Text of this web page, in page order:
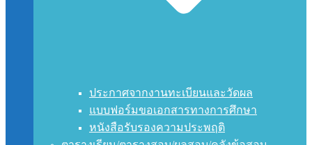
ประกาศจากงานทะเบียนและวัดผล
แบบฟอร์มขอเอกสารทางการศึกษา
หนังสือรับรองความประพฤติ